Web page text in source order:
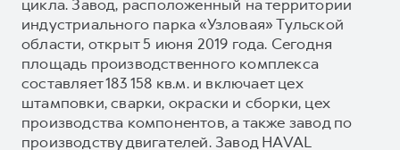
цикла. Завод, расположенный на территории
индустриального парка «Узловая» Тульской
области, открыт 5 июня 2019 года. Сегодня
площадь производственного комплекса
составляет 183 158 кв.м. и включает цех
штамповки, сварки, окраски и сборки, цех
производства компонентов, а также завод по
производству двигателей. Завод HAVAL